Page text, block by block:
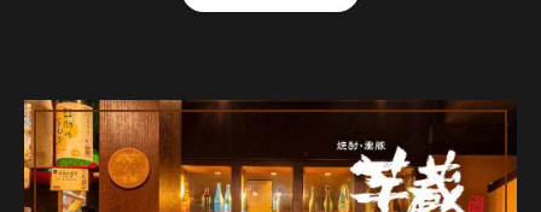
【飲み放題】有 全80品以上
【コース内容】
芋蔵お品書き